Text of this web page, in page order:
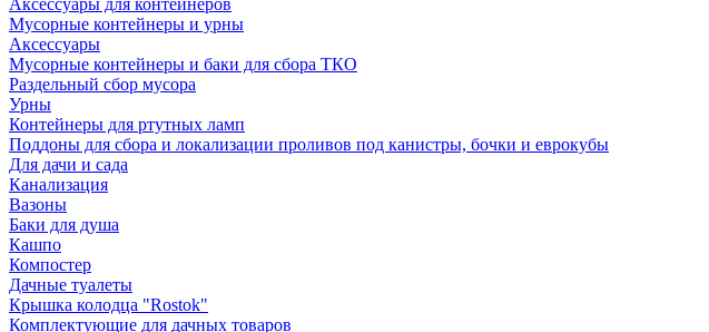
Аксессуары для контейнеров
Мусорные контейнеры и урны
Аксессуары
Мусорные контейнеры и баки для сбора ТКО
Раздельный сбор мусора
Урны
Контейнеры для ртутных ламп
Поддоны для сбора и локализации проливов под канистры, бочки и еврокубы
Для дачи и сада
Канализация
Вазоны
Баки для душа
Кашпо
Компостер
Дачные туалеты
Крышка колодца "Rostok"
Комплектующие для дачных товаров